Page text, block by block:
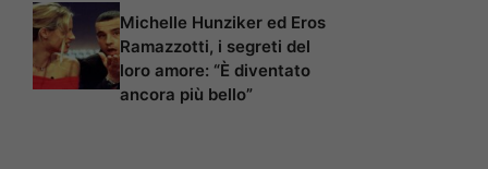
Michelle Hunziker ed Eros
Ramazzotti, i segreti del
loro amore: “È diventato
ancora più bello”